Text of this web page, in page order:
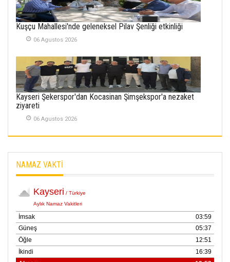
İlgi Alanlarımız ve Biz
02 Ekim 2025
Kayserispor,
Rizespor’la Nihayet 3
puana Ulaştı
01 Mayis 2026
Kuşçu Mahallesi'nde geleneksel Pilav Şenliği etkinliği
06 Agustos 2026
Kayseri Şekerspor'dan Kocasinan Şimşekspor'a nezaket
ziyareti
06 Agustos 2026
NAMAZ VAKTİ